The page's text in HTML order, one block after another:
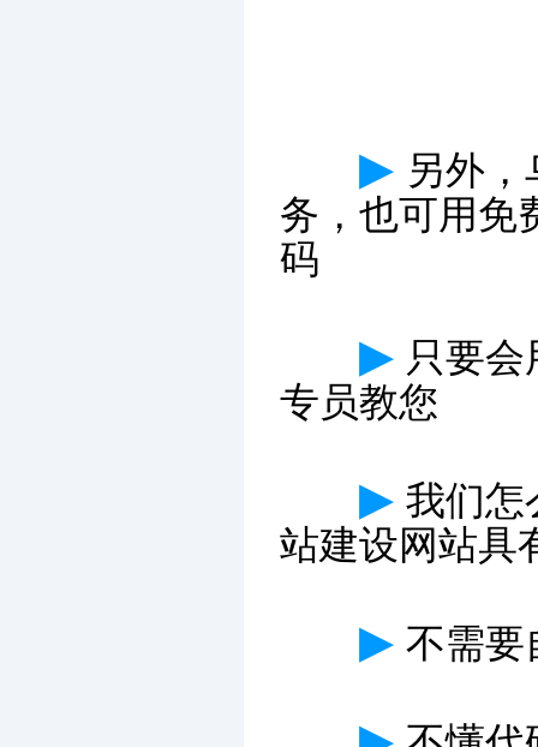
▶ 另外
务，也可用免
码
▶ 只要
专员教您
▶ 我们怎
站建设网站具
▶ 不需要